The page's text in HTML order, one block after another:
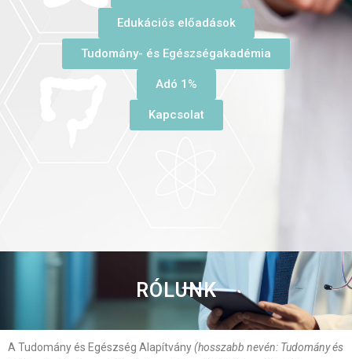
Edukációs előadások
Tudomány- és Egészségakadémia
Adó 1%
Kapcsolat
RÓLUNK
A Tudomány és Egészség Alapítvány(hosszabb nevén: Tudomány és